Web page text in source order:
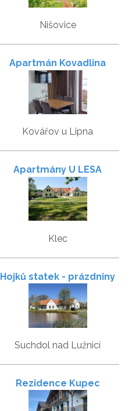
Nišovice
Apartmán Kovadlina
Kovářov u Lipna
Apartmány U LESA
Klec
Hojků statek - prázdniny
jako u babičky
Suchdol nad Lužnicí
Rezidence Kupec